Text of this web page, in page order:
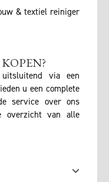
& textiel reiniger
via een
u een complete
service over ons
overzicht van alle